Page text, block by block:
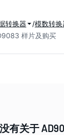
转换器
模数转换
样片及购买
有关于